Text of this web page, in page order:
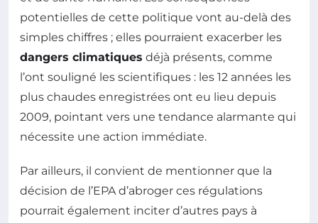
potentielles de cette politique vont au-delà des
simples chiffres ; elles pourraient exacerber les
dangers climatiques déjà présents, comme
l’ont souligné les scientifiques : les 12 années les
plus chaudes enregistrées ont eu lieu depuis
2009, pointant vers une tendance alarmante qui
nécessite une action immédiate.
Par ailleurs, il convient de mentionner que la
décision de l’EPA d’abroger ces régulations
pourrait également inciter d’autres pays à